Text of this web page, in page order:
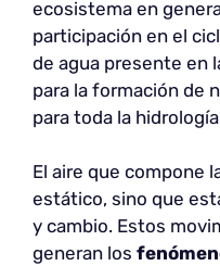
ecosistema en
participación en el
de agua presente en
para la formación de
para toda la
El aire que compone
estático, sino que
y cambio. Estos
generan los